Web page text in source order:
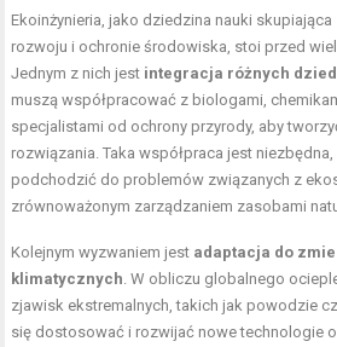
Ekoinżynieria, jako dziedzina nauki
rozwoju i ochronie środowiska, stoi przed
Jednym z nich jest integracja różnych
muszą współpracować z biologami,
specjalistami od ochrony przyrody, aby
rozwiązania. Taka współpraca jest
podchodzić do problemów związanych z
zrównoważonym zarządzaniem zasobami
Kolejnym wyzwaniem jest adaptacja do
klimatycznych . W obliczu globalnego
zjawisk ekstremalnych, takich jak powodzie
się dostosować i rozwijać nowe technologie